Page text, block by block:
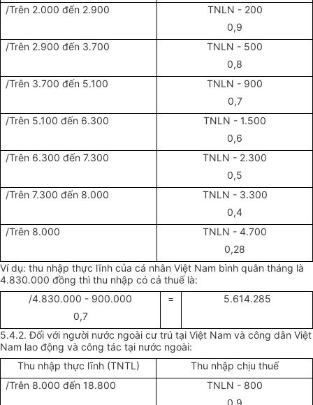
/Trên 2.000 đến 2.900
TNLN - 200
0,9
/Trên 2.900 đến 3.700
TNLN - 500
0,8
/Trên 3.700 đến 5.100
TNLN - 900
0,7
/Trên 5.100 đến 6.300
TNLN - 1.500
0,6
/Trên 6.300 đến 7.300
TNLN - 2.300
0,5
/Trên 7.300 đến 8.000
TNLN - 3.300
0,4
/Trên 8.000
TNLN - 4.700
0,28
Ví dụ: thu nhập thực lĩnh của cá nhân Việt Nam bình quân tháng là
4.830.000 đồng thì thu nhập có cả thuế là:
/4.830.000 - 900.000
0,7
= 5.614.285
5.4.2. Đối với người nước ngoài cư trú tại Việt Nam và công dân Việt
Nam lao động và công tác tại nước ngoài:
Thu nhập thực lĩnh (TNTL)
Thu nhập chịu thuế
/Trên 8.000 đến 18.800
TNLN - 800
0,9